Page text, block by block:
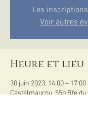
Les
Voir autres
Heure et lieu
30 juin 2023, 14:00 – 17:00
Castelmaurou, 55b Rte